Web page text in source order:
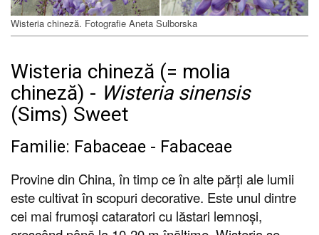
Wisteria chineză. Fotografie Aneta Sulborska
Wisteria chineză (= molia
chineză) - Wisteria sinensis
(Sims) Sweet
Familie: Fabaceae - Fabaceae
Provine din China, în timp ce în alte părți ale lumii
este cultivat în scopuri decorative. Este unul dintre
cei mai frumoși cataratori cu lăstari lemnoși,